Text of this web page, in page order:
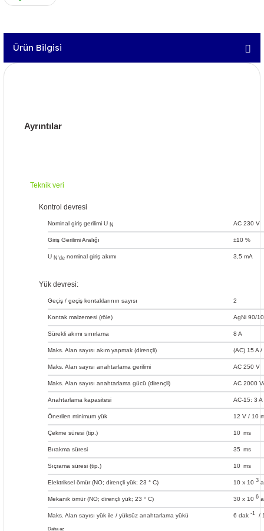
Ürün Bilgisi
Ayrıntılar
Teknik veri
Kontrol devresi
Nominal giriş gerilimi U N AC 230 V
Giriş Gerilimi Aralığı ±10 %
U N'de nominal giriş akımı 3,5 mA
Yük devresi:
Geçiş / geçiş kontaklarının sayısı 2
Kontak malzemesi (röle) AgNi 90/10
Sürekli akımı sınırlama 8 A
Maks. Alan sayısı akım yapmak (dirençli) (AC) 15 A /
Maks. Alan sayısı anahtarlama gerilimi AC 250 V
Maks. Alan sayısı anahtarlama gücü (dirençli) AC 2000
Anahtarlama kapasitesi AC-15: 3
Önerilen minimum yük 12 V / 10
Çekme süresi (tip.) 10 ms
Bırakma süresi 35 ms
Sıçrama süresi (tip.) 10 ms
Elektriksel ömür (NO; dirençli yük; 23 ° C) 10 x 10 3
Mekanik ömür (NO; dirençli yük; 23 ° C) 30 x 10 6
Maks. Alan sayısı yük ile / yüksüz anahtarlama yükü 6 dak -1 /
Daha az